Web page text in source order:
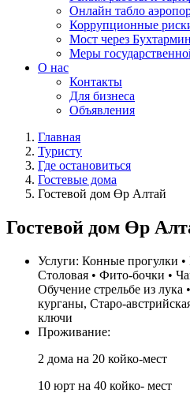
Онлайн табло
Коррупционные
Мост через
Меры
О нас
Контакты
Для бизнеса
Объявления
Главная
Туристу
Где остановиться
Гостевые дома
Гостевой дом Өр Алтай
Гостевой дом Өр
Услуги: Конные прогулки •
Столовая • Фито-бочки •
Обучение стрельбе из лука
курганы, Старо-
ключи
Проживание:
2 дома на 20 койко-мест
10 юрт на 40 койко- мест